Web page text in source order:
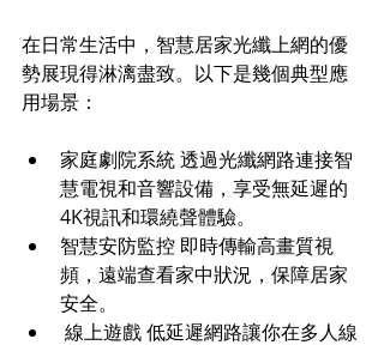
在日常生活中，智慧居家光纖上網的優
勢展現得淋漓盡致。以下是幾個典型應
用場景：
家庭劇院系統 透過光纖網路連接智
慧電視和音響設備，享受無延遲的
4K視訊和環繞聲體驗。
智慧安防監控 即時傳輸高畫質視
頻，遠端查看家中狀況，保障居家
安全。